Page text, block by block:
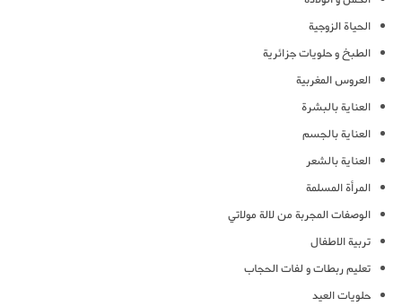
الحياة الزوجية
الطبخ و حلويات جزائرية
العروس المغربية
العناية بالبشرة
العناية بالجسم
العناية بالشعر
المرأة المسلمة
الوصفات المجربة من لالة مولاتي
تربية الاطفال
تعليم ربطات و لفات الحجاب
حلويات العيد